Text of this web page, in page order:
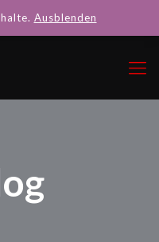
Ausblenden